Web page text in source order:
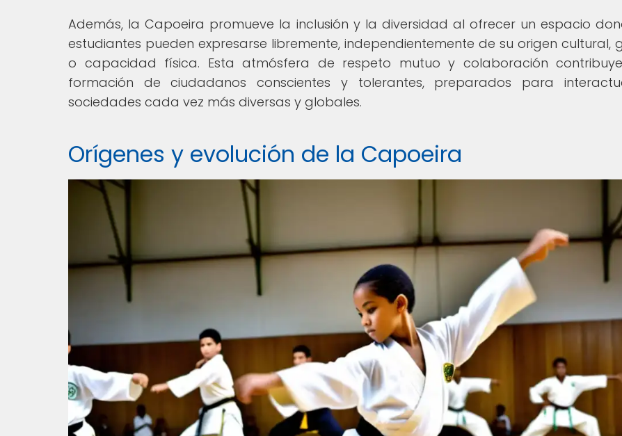
Además, la Capoeira promueve la inclusión y la diversidad al ofrecer un espacio
estudiantes pueden expresarse libremente, independientemente de su origen cultural,
o capacidad física. Esta atmósfera de respeto mutuo y colaboración
formación de ciudadanos conscientes y tolerantes, preparados para
sociedades cada vez más diversas y globales.
Orígenes y evolución de la Capoeira